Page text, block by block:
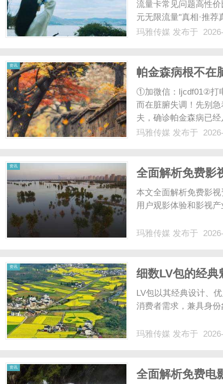
流量卡常见问题高性
元无限流量"真相·推
营商权威解析了解19
玛雅传媒 发布于
资讯
帕金森病根不在
患者3个月见证
①加微信：ljcdf01②打
而在脏腑失调！先别
夫，确诊帕金森病已
差，药效维持时间越
玛雅传媒 发布于
资讯
全面解析免费影
听盛宴的平台指
本文全面解析免费影
用户观影体验和影视
玛雅传媒 发布于
资讯
细数LV包的经
LV包以其经典设计、
消费者需求，兼具身
玛雅传媒 发布于
资讯
全面解析免费电